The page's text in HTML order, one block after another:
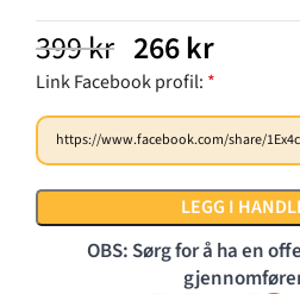
399kr 266kr
Link Facebook profil: *
LEGG I
OBS: Sørg for å ha en